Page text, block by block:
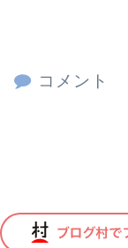
コメント